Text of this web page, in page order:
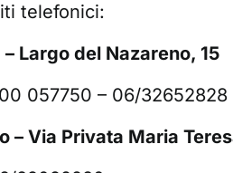
telefonici:
– Largo del Nazareno, 15
057750 – 06/32652828
– Via Privata Maria